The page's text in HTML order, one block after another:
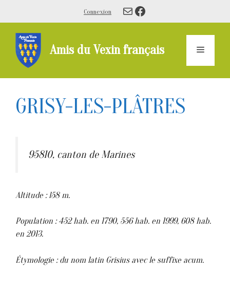
contenu
Connexion E-mailFacebook
Amis du Vexin français Menu
GRISY-LES-PLÂTRES
95810, canton de Marines
Altitude : l58 m.
Population : 452 hab. en 1790, 556 hab. en 1999, 608 hab.
en 2013.
Étymologie : du nom latin Grisius avec le suffixe acum.